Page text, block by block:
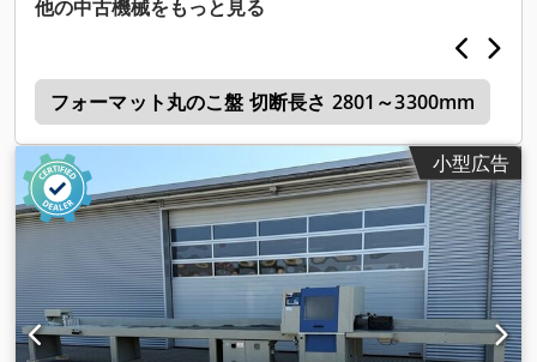
他の中古機械をもっと見る
フォーマット丸のこ盤 切断長さ 2801～3300mm
小型広告